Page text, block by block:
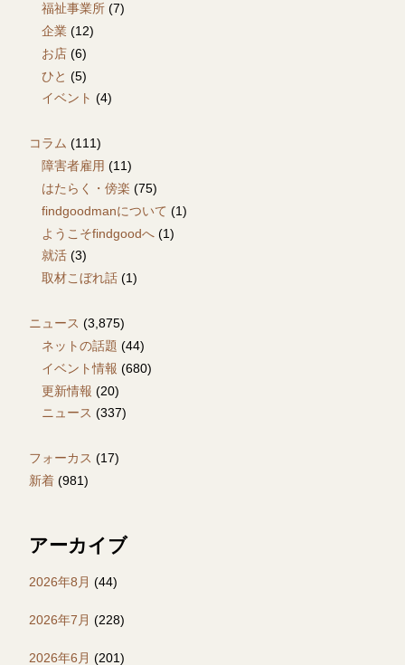
福祉事業所 (7)
企業 (12)
お店 (6)
ひと (5)
イベント (4)
コラム (111)
障害者雇用 (11)
はたらく・傍楽 (75)
findgoodmanについて (1)
ようこそfindgoodへ (1)
就活 (3)
取材こぼれ話 (1)
ニュース (3,875)
ネットの話題 (44)
イベント情報 (680)
更新情報 (20)
ニュース (337)
フォーカス (17)
新着 (981)
アーカイブ
2026年8月 (44)
2026年7月 (228)
2026年6月 (201)